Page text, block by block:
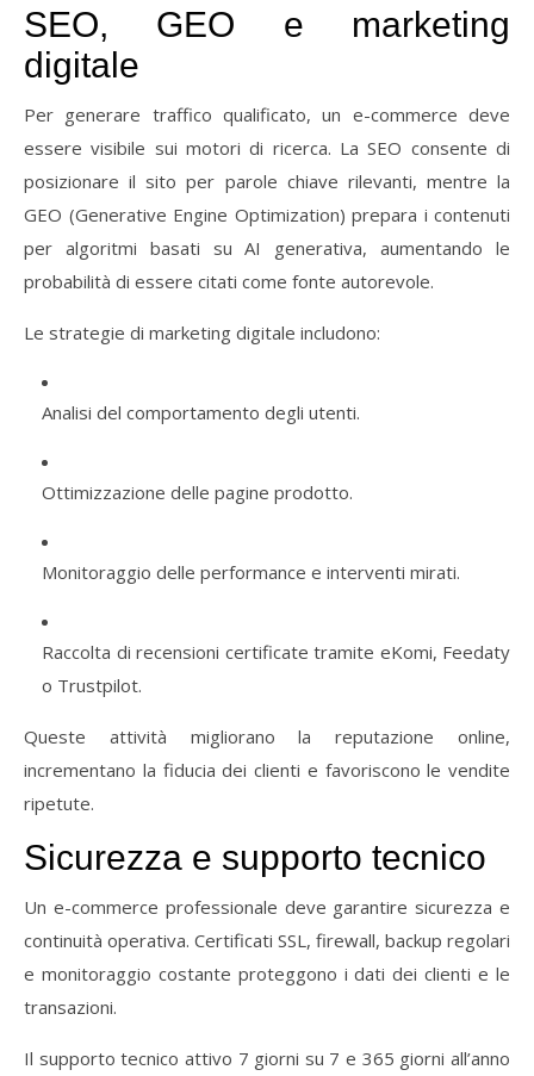
SEO, GEO e marketing
digitale
Per generare trafficoqualificato,un e-commercedeve
esserevisibile suimotoridi ricerca. LaSEO consentedi
posizionareil sitoper parole chiave rilevanti, mentre la
GEO (Generative Engine Optimization) prepara i contenuti
per algoritmi basati suAI generativa,aumentandole
probabilità di essere citati come fonte autorevole.
Le strategie di marketing digitale includono:
Analisi del comportamento degli utenti.
Ottimizzazione delle pagine prodotto.
Monitoraggio delle performance e interventi mirati.
Raccolta di recensioni certificate tramite eKomi, Feedaty
o Trustpilot.
Queste attività miglioranolareputazioneonline,
incrementano la fiduciadei clienti e favorisconole vendite
ripetute.
Sicurezza e supporto tecnico
Un e-commerce professionale deve garantire sicurezzae
continuità operativa. Certificati SSL, firewall, backup regolari
e monitoraggio costante proteggono idatideiclientiele
transazioni.
Il supportotecnico attivo 7 giorni su 7e 365 giorniall’anno